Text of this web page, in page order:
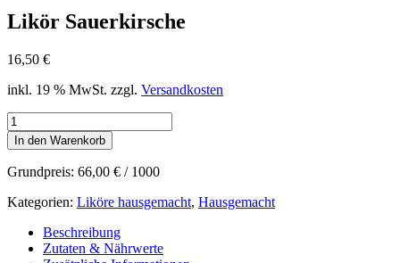
Likör Sauerkirsche
16,50 €
inkl. 19 % MwSt. zzgl. Versandkosten
Likör
Sauerkirsche
Menge
In den Warenkorb
Grundpreis: 66,00 € / 1000
Kategorien: Liköre hausgemacht, Hausgemacht
Beschreibung
Zutaten & Nährwerte